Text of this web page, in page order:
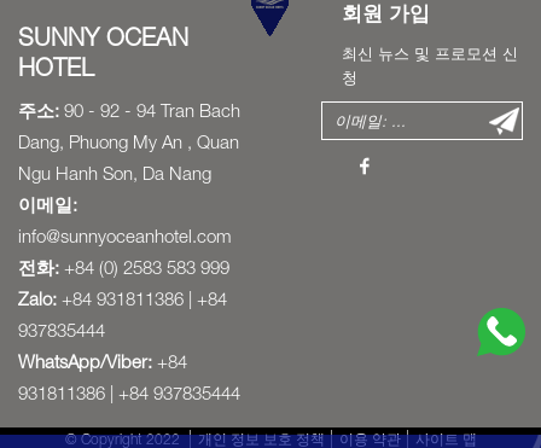
SUNNY OCEAN
HOTEL
주소: 90 - 92 - 94 Tran Bach
Dang, Phuong My An , Quan
Ngu Hanh Son, Da Nang
이메일:
info@sunnyoceanhotel.com
전화: +84 (0) 2583 583 999
Zalo: +84 931811386 | +84
937835444
WhatsApp/Viber: +84
931811386 | +84 937835444
회원 가입
최신 뉴스 및 프로모션 신
청
© Copyright 2022개인 정보 보호 정책 이용 약관 사이트 맵